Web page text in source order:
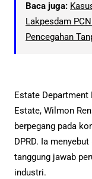
Baca juga:
Lakpesdam
Pencegahan
Estate Department
Estate, Wilmon
berpegang pada
DPRD. Ia
tanggung jawab
industri.